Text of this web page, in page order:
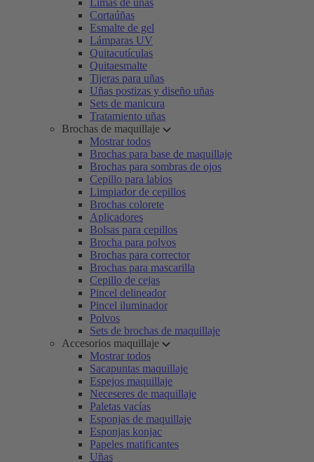
Limas de uñas
Cortaúñas
Esmalte de gel
Lámparas UV
Quitacutículas
Quitaesmalte
Tijeras para uñas
Uñas postizas y diseño uñas
Sets de manicura
Tratamiento uñas
Brochas de maquillaje
Mostrar todos
Brochas para base de maquillaje
Brochas para sombras de ojos
Cepillo para labios
Limpiador de cepillos
Brochas colorete
Aplicadores
Bolsas para cepillos
Brocha para polvos
Brochas para corrector
Brochas para mascarilla
Cepillo de cejas
Pincel delineador
Pincel iluminador
Polvos
Sets de brochas de maquillaje
Accesorios maquillaje
Mostrar todos
Sacapuntas maquillaje
Espejos maquillaje
Neceseres de maquillaje
Paletas vacías
Esponjas de maquillaje
Esponjas konjac
Papeles matificantes
Uñas